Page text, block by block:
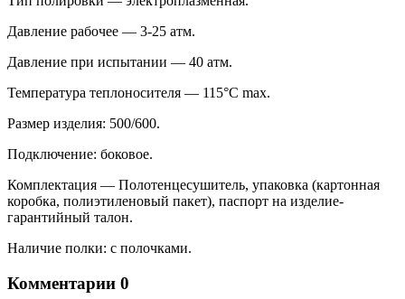
Давление рабочее — 3-25 атм.
Давление при испытании — 40 атм.
Температура теплоносителя — 115°C max.
Размер изделия: 500/600.
Подключение: боковое.
Комплектация — Полотенцесушитель, упаковка (картонная
коробка, полиэтиленовый пакет), паспорт на изделие-
гарантийный талон.
Наличие полки: с полочками.
Комментарии 0